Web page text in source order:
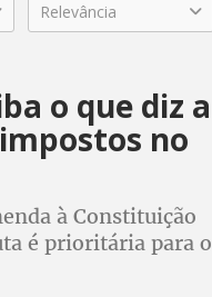
Relevância
o que diz a
no
à Constituição
é prioritária para o